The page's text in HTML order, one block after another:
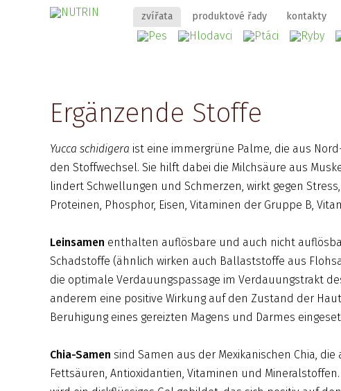
zvířata produktové řady kontakty
Ergänzende Stoffe
Yucca schidigera ist eine immergrüne Palme, die aus
den Stoffwechsel. Sie hilft dabei die Milchsäure aus
lindert Schwellungen und Schmerzen, wirkt gegen
Proteinen, Phosphor, Eisen, Vitaminen der Gruppe B,
Leinsamen enthalten auflösbare und auch nicht
Schadstoffe (ähnlich wirken auch Ballaststoffe aus
die optimale Verdauungspassage im Verdauungstrakt
anderem eine positive Wirkung auf den Zustand der
Beruhigung eines gereizten Magens und Darmes
Chia-Samen sind Samen aus der Mexikanischen Chia,
Fettsäuren, Antioxidantien, Vitaminen und